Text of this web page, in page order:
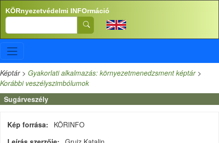
Ugrás a tartalomra
KÖRnyezetvédelmi INFOrmáció
Search
Képtár> Gyakorlati alkalmazás: környezetmenedzsment képtár>
Korábbi veszélyszimbólumok
Sugárveszély
Kép forrása
KÖRINFO